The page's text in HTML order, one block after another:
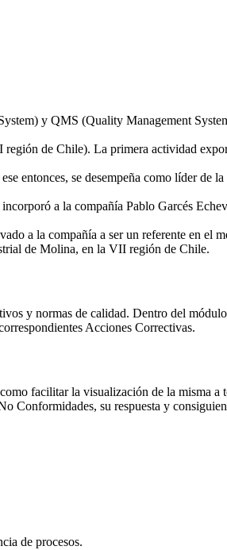
y QMS (Quality Management
de Chile). La primera actividad
entonces, se desempeña como líder de
a la compañía Pablo Garcés
a la compañía a ser un referente en el
de Molina, en la VII región de Chile.
y normas de calidad. Dentro del
Acciones Correctivas.
facilitar la visualización de la misma a
Conformidades, su respuesta y
de procesos.